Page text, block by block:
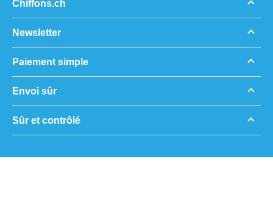
Chiffons.ch
Newsletter
Paiement simple
Envoi sûr
Sûr et contrôlé